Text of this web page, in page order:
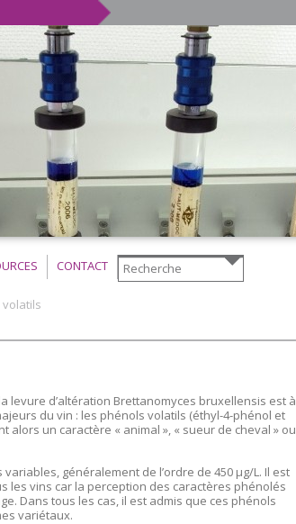
CONTACT
levure d’altération Brettanomyces bruxellensis est à
du vin : les phénols volatils (éthyl-4-phénol et
alors un caractère « animal », « sueur de cheval » ou
généralement de l’ordre de 450 μg/L. Il est
les vins car la perception des caractères phénolés
Dans tous les cas, il est admis que ces phénols
variétaux.